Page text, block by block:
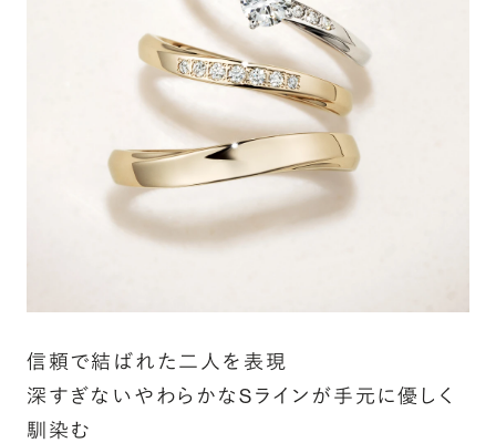
カート画面で、お好みの宝石をお選びください (有料)。
信頼で結ばれた二人を表現
深すぎないやわらかなSラインが手元に優しく
馴染む